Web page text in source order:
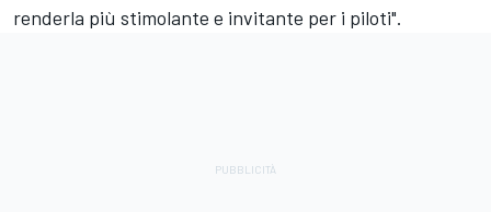
renderla più stimolante e invitante per i piloti".